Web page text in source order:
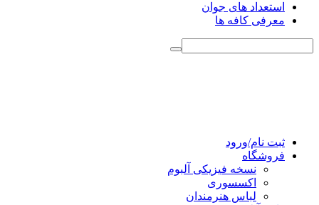
استعداد های جوان
معرفی کافه ها
ثبت نام/ورود
فروشگاه
نسخه فیزیکی آلبوم
اکسسوری
لباس هنرمندان